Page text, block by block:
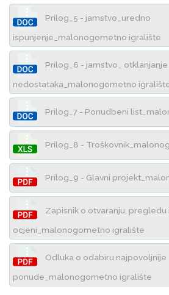
Prilog_5 - jamstvo_uredno
ispunjenje_malonogometno igralište
Prilog_6 - jamstvo_ otklanjanje
nedostataka_malonogometno
Prilog_7 - Ponudbeni
Prilog_8 -
Prilog_9 - Glavni
Zapisnik o otvaranju, pregledu i
ocjeni_malonogometno igralište
Odluka o odabiru najpovoljnije
ponude_malonogometno igralište